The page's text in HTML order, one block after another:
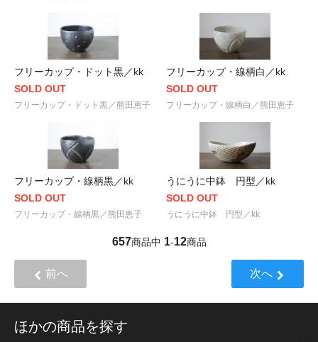
フリーカップ・ドット黒／kk
SOLD OUT
フリーカップ・ドット黒／熊田恵子
フリーカップ・線柄白／kk
SOLD OUT
フリーカップ・線柄白／熊田恵子
フリーカップ・線柄黒／kk
SOLD OUT
フリーカップ・線柄黒／熊田恵子
うにうに中鉢 円型／kk
SOLD OUT
うにうに中鉢 円型／kk
657商品中 1-12商品
前へ 次へ
ほかの商品を探す